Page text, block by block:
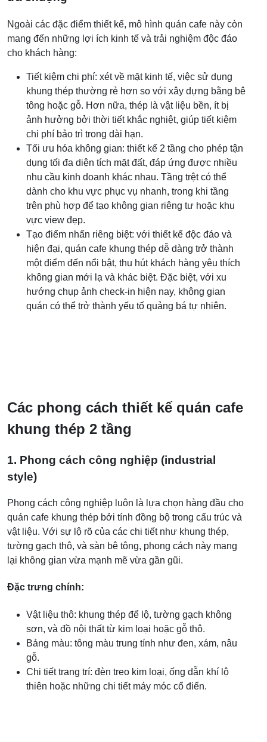
Ngoài các đặc điểm thiết kế, mô hình quán cafe này còn
mang đến những lợi ích kinh tế và trải nghiệm độc đáo
cho khách hàng:
Tiết kiệm chi phí: xét về mặt kinh tế, việc sử dụng
khung thép thường rẻ hơn so với xây dựng bằng bê
tông hoặc gỗ. Hơn nữa, thép là vật liệu bền, ít bị
ảnh hưởng bởi thời tiết khắc nghiệt, giúp tiết kiệm
chi phí bảo trì trong dài hạn.
Tối ưu hóa không gian: thiết kế 2 tầng cho phép tận
dụng tối đa diện tích mặt đất, đáp ứng được nhiều
nhu cầu kinh doanh khác nhau. Tầng trệt có thể
dành cho khu vực phục vụ nhanh, trong khi tầng
trên phù hợp để tạo không gian riêng tư hoặc khu
vực view đẹp.
Tạo điểm nhấn riêng biệt: với thiết kế độc đáo và
hiện đại, quán cafe khung thép dễ dàng trở thành
một điểm đến nổi bật, thu hút khách hàng yêu thích
không gian mới lạ và khác biệt. Đặc biệt, với xu
hướng chụp ảnh check-in hiện nay, không gian
quán có thể trở thành yếu tố quảng bá tự nhiên.
Các phong cách thiết kế quán cafe
khung thép 2 tầng
1. Phong cách công nghiệp (industrial
style)
Phong cách công nghiệp luôn là lựa chọn hàng đầu cho
quán cafe khung thép bởi tính đồng bộ trong cấu trúc và
vật liệu. Với sự lộ rõ của các chi tiết như khung thép,
tường gạch thô, và sàn bê tông, phong cách này mang
lại không gian vừa mạnh mẽ vừa gần gũi.
Đặc trưng chính:
Vật liệu thô: khung thép để lộ, tường gạch không
sơn, và đồ nội thất từ kim loại hoặc gỗ thô.
Bảng màu: tông màu trung tính như đen, xám, nâu
gỗ.
Chi tiết trang trí: đèn treo kim loại, ống dẫn khí lộ
thiên hoặc những chi tiết máy móc cổ điển.